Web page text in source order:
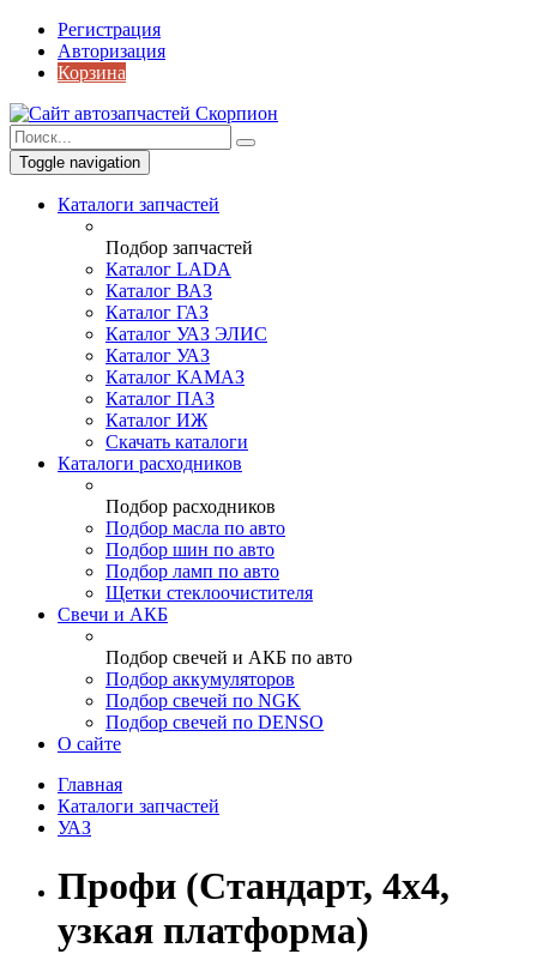
Регистрация
Авторизация
Корзина
Toggle navigation
Каталоги запчастей
Подбор запчастей
Каталог LADA
Каталог ВАЗ
Каталог ГАЗ
Каталог УАЗ ЭЛИС
Каталог УАЗ
Каталог КАМАЗ
Каталог ПАЗ
Каталог ИЖ
Скачать каталоги
Каталоги расходников
Подбор расходников
Подбор масла по авто
Подбор шин по авто
Подбор ламп по авто
Щетки стеклоочистителя
Свечи и АКБ
Подбор свечей и АКБ по авто
Подбор аккумуляторов
Подбор свечей по NGK
Подбор свечей по DENSO
О сайте
Главная
Каталоги запчастей
УАЗ
Профи (Стандарт, 4х4,
узкая платформа)